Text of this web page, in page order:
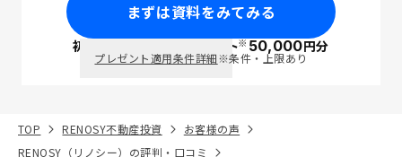
まずは資料をみてみる
初回面談で ポイント※50,000円分
プレゼント適用条件詳細※条件・上限あり
TOP RENOSY不動産投資
お客様の声
RENOSY（リノシー）の評判・口コミ